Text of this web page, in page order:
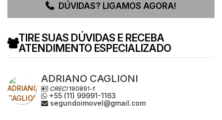
DÚVIDAS? LIGAMOS AGORA!
TIRE SUAS DÚVIDAS E RECEBA
ATENDIMENTO ESPECIALIZADO
ADRIANO CAGLIONI
CRECI190891-f
+55 (11) 99991-1163
segundoimovel@gmail.com